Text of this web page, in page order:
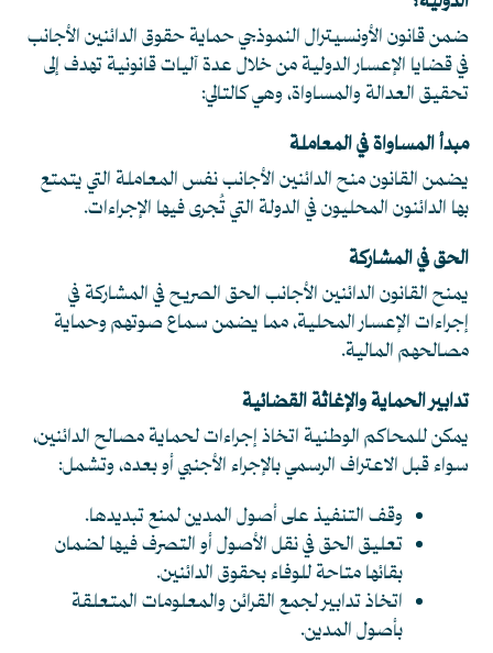
ضمن قانون الأونسيترال النموذجي حماية حقوق الدائنين الأجانب
في قضايا الإعسار الدولية من خلال عدة آليات قانونية تهدف إلى
تحقيق العدالة والمساواة، وهي كالتالي:
مبدأ المساواة في المعاملة
يضمن القانون منح الدائنين الأجانب نفس المعاملة التي يتمتع
بها الدائنون المحليون في الدولة التي تُجرى فيها الإجراءات.
الحق في المشاركة
يمنح القانون الدائنين الأجانب الحق الصريح في المشاركة في
إجراءات الإعسار المحلية، مما يضمن سماع صوتهم وحماية
مصالحهم المالية.
تدابير الحماية والإغاثة القضائية
يمكن للمحاكم الوطنية اتخاذ إجراءات لحماية مصالح الدائنين،
سواء قبل الاعتراف الرسمي بالإجراء الأجنبي أو بعده، وتشمل:
وقف التنفيذ على أصول المدين لمنع تبديدها.
تعليق الحق في نقل الأصول أو التصرف فيها لضمان
بقائها متاحة للوفاء بحقوق الدائنين.
اتخاذ تدابير لجمع القرائن والمعلومات المتعلقة
بأصول المدين.